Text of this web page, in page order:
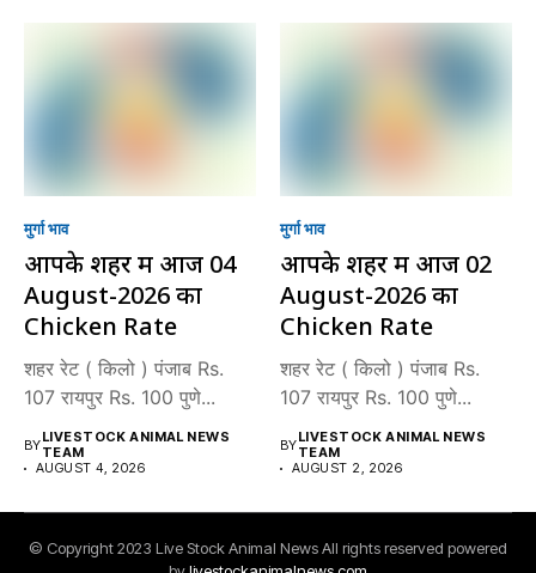
मुर्गा भाव
आपके शहर में आज 04
August-2026 का
Chicken Rate
शहर रेट ( किलो ) पंजाब Rs.
107 रायपुर Rs. 100 पुणे...
BYLIVESTOCK ANIMAL NEWS
TEAM
AUGUST 4, 2026
मुर्गा भाव
आपके शहर में आज 02
August-2026 का
Chicken Rate
शहर रेट ( किलो ) पंजाब Rs.
107 रायपुर Rs. 100 पुणे...
BYLIVESTOCK ANIMAL NEWS
TEAM
AUGUST 2, 2026
© Copyright 2023 Live Stock Animal News All rights reserved powered